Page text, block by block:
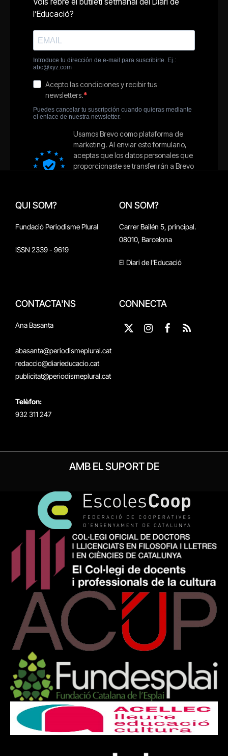
QUI SOM?
Fundació Periodisme Plural
ISSN 2339 - 9619
ON SOM?
Carrer Bailén 5, principal.
08010, Barcelona
El Diari de l'Educació
CONTACTA'NS
Ana Basanta
abasanta@periodismeplural.cat
redaccio@diarieducacio.cat
publicitat@periodismeplural.cat
Telèfon:
932 311 247
CONNECTA
X
Instagram
Facebook
RSS
AMB EL SUPORT DE